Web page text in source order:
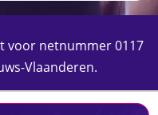
voor netnummer 0117
Vlaanderen.​